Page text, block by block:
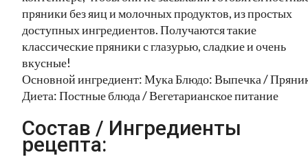
пряники без яиц и молочных продуктов, из простых
доступных ингредиентов. Получаются такие
классические пряники с глазурью, сладкие и очень
вкусные!
Основной ингредиент: Мука Блюдо: Выпечка /
Диета: Постные блюда / Вегетарианское питание
Состав / Ингредиенты
рецепта: